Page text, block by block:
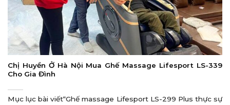
Chị Huyền Ở Hà Nội Mua Ghế Massage Lifesport LS-339
Cho Gia Đình
Mục lục bài viết“Ghế massage Lifesport LS-299 Plus thực sự